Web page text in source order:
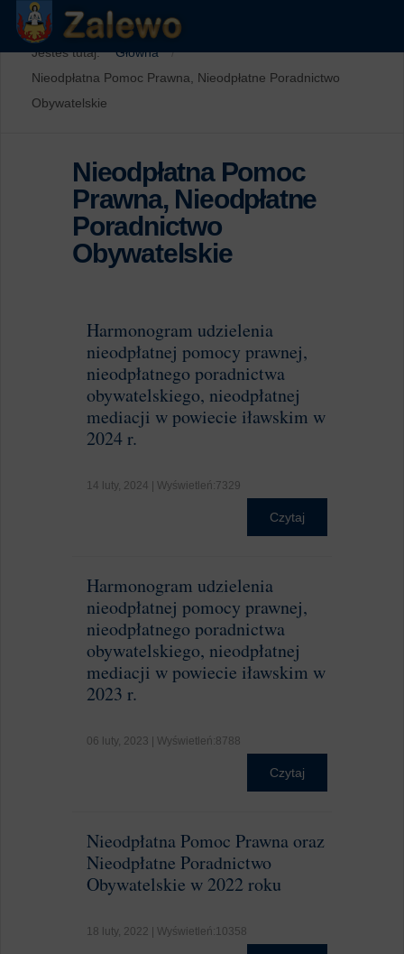
Jesteś tutaj: Główna
Nieodpłatna Pomoc Prawna, Nieodpłatne Poradnictwo
Obywatelskie
Nieodpłatna Pomoc
Prawna, Nieodpłatne
Poradnictwo
Obywatelskie
Harmonogram udzielenia
nieodpłatnej pomocy prawnej,
nieodpłatnego poradnictwa
obywatelskiego, nieodpłatnej
mediacji w powiecie iławskim w
2024 r.
14 luty, 2024 | Wyświetleń:7329
Czytaj
Harmonogram udzielenia
nieodpłatnej pomocy prawnej,
nieodpłatnego poradnictwa
obywatelskiego, nieodpłatnej
mediacji w powiecie iławskim w
2023 r.
06 luty, 2023 | Wyświetleń:8788
Czytaj
Nieodpłatna Pomoc Prawna oraz
Nieodpłatne Poradnictwo
Obywatelskie w 2022 roku
18 luty, 2022 | Wyświetleń:10358